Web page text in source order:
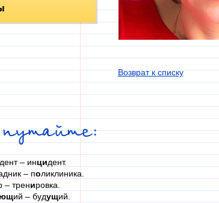
– инцидент.
– поликлиника.
– тренировка.
ий – будущий.
Возврат к списку